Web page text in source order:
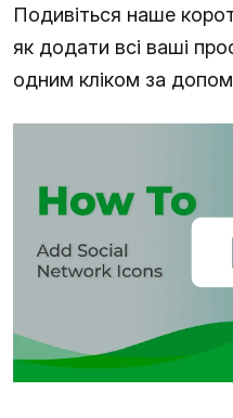
Подивіться наше
як додати всі ваші
одним кліком за